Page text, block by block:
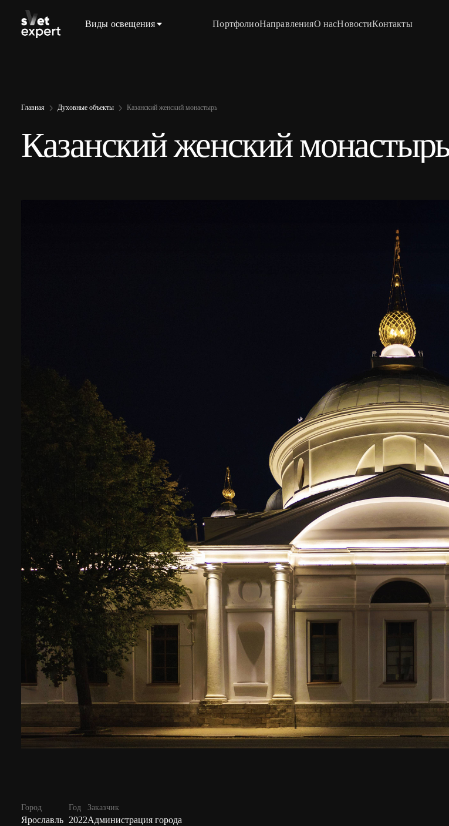
Виды освещения ПортфолиоНаправленияО насНовостиКонтакты
Главная Духовные объекты Казанский женский монастырь
Казанский женский
Город
Ярославль
Год
2022
Заказчик
Администрация города